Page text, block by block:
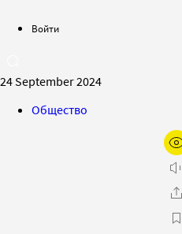
Войти
24 September 2024
Общество